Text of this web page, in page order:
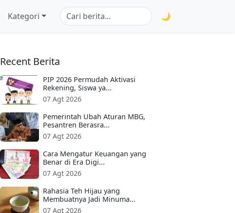
Kategori 🌙
Recent Berita
PIP 2026 Permudah Aktivasi
Rekening, Siswa ya...
07 Agt 2026
Pemerintah Ubah Aturan MBG,
Pesantren Berasra...
07 Agt 2026
Cara Mengatur Keuangan yang
Benar di Era Digi...
07 Agt 2026
Rahasia Teh Hijau yang
Membuatnya Jadi Minuma...
07 Agt 2026